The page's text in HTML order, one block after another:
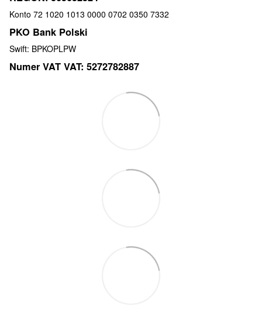
Konto 72 1020 1013 0000 0702 0350 7332
PKO Bank Polski
Swift: BPKOPLPW
Numer VAT VAT: 5272782887